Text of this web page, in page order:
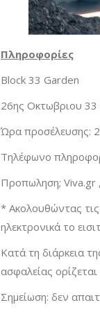
Πληροφορίες
Block 33 Garden
26ης Οκτωβριου 33
Ώρα προσέλευσης:
Τηλέφωνο
Προπωληση; Viva.gr
* Ακολουθώντας
ηλεκτρονικά το
Κατά τη διάρκεια
ασφαλείας
Σημείωση: δεν